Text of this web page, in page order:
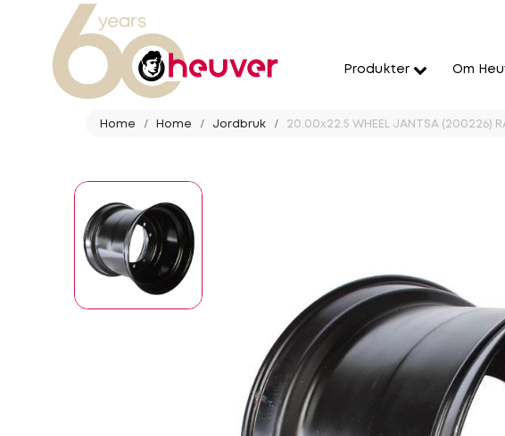
Produkter Om
Home Home Jordbruk 20.00x22.5 WHEEL JANTSA (200226)